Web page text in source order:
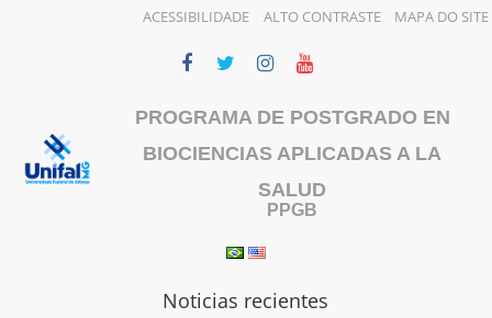
ACESSIBILIDADE ALTO CONTRASTE MAPA DO SITE
PROGRAMA DE POSTGRADO EN
BIOCIENCIAS APLICADAS A LA
SALUD
PPGB
Noticias recientes